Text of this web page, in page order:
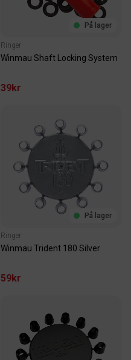
På lager
Ringer
Winmau Shaft Locking System
39kr
På lager
Ringer
Winmau Trident 180 Silver
59kr